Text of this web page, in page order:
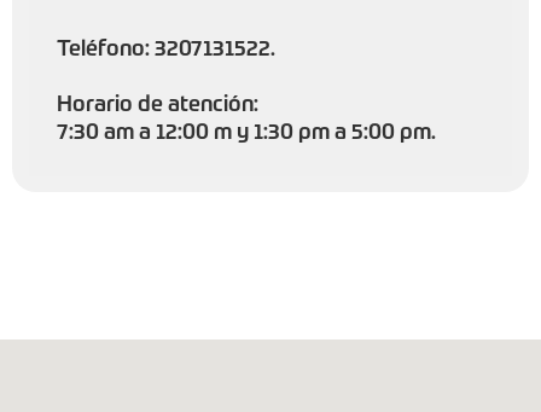
Teléfono: 3207131522.
Horario de atención:
7:30 am a 12:00 m y 1:30 pm a 5:00 pm.